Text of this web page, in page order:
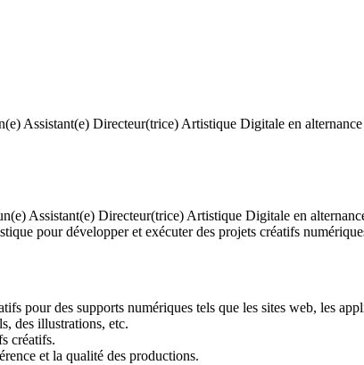
Assistant(e) Directeur(trice) Artistique Digitale en
Assistant(e) Directeur(trice) Artistique Digitale en
pour développer et exécuter des projets créatifs
pour des supports numériques tels que les sites web, les
des illustrations, etc.
créatifs.
et la qualité des productions.